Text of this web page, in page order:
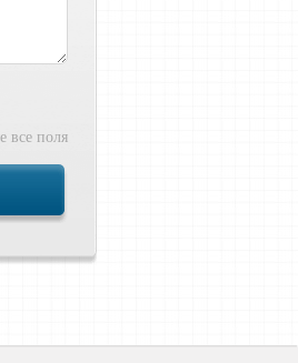
все поля